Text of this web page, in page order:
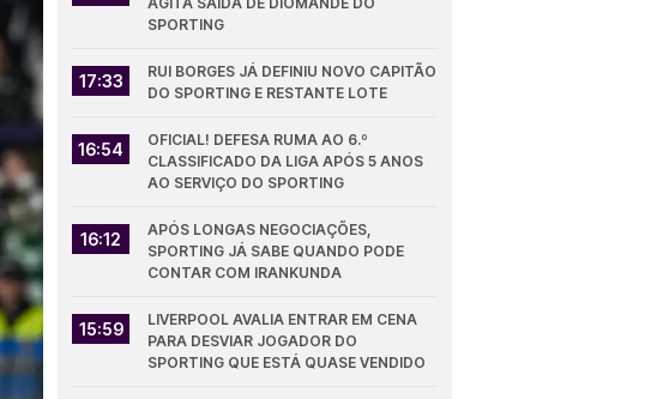
SPORTING
17:33
RUI BORGES JÁ DEFINIU NOVO CAPITÃO
DO SPORTING E RESTANTE LOTE
16:54
OFICIAL! DEFESA RUMA AO 6.º
CLASSIFICADO DA LIGA APÓS 5 ANOS
AO SERVIÇO DO SPORTING
16:12
APÓS LONGAS NEGOCIAÇÕES,
SPORTING JÁ SABE QUANDO PODE
CONTAR COM IRANKUNDA
15:59
LIVERPOOL AVALIA ENTRAR EM CENA
PARA DESVIAR JOGADOR DO
SPORTING QUE ESTÁ QUASE VENDIDO